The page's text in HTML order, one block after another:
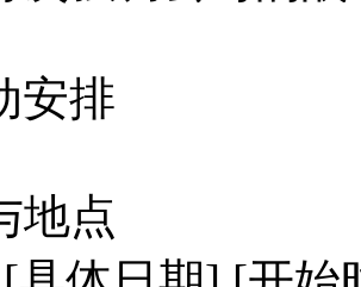
安排
地点